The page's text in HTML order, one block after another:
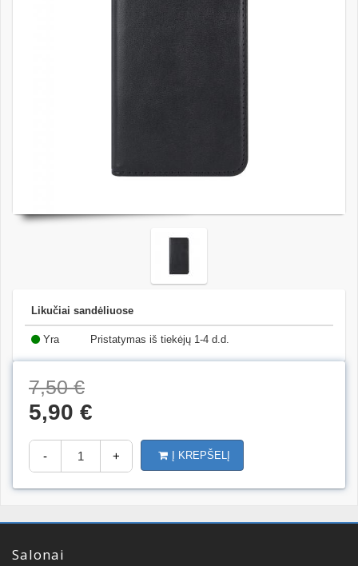
Likučiai sandėliuose
Yra Pristatymas iš tiekėjų 1-4 d.d.
7,50 €
5,90 €
- + Į KREPŠELĮ
Salonai